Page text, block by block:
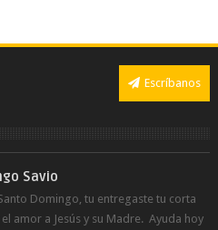
Escríbanos
Savio
Domingo, tu entregaste tu corta
amor a Jesús y su Madre. Ayuda hoy